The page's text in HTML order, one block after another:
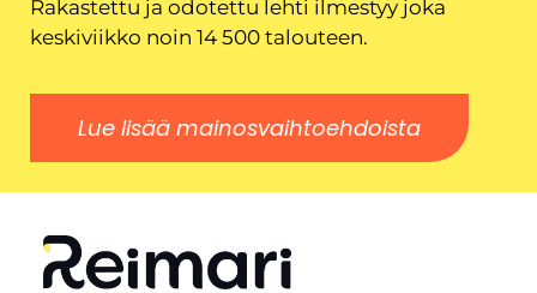
Rakastettu ja odotettu lehti ilmestyy joka
keskiviikko noin 14 500 talouteen.
Lue lisää mainosvaihtoehdoista